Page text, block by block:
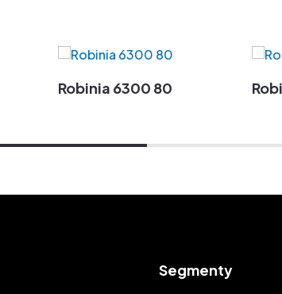
Robinia 6300 80
Segmenty